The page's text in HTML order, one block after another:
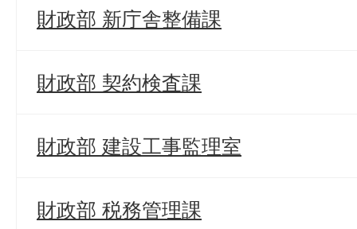
財政部 新庁舎整備課
財政部 契約検査課
財政部 建設工事監理室
財政部 税務管理課